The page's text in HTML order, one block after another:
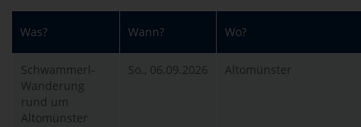
Was? Wann? Wo?
Schwammerl-
Wanderung
rund um
Altomünster
So., 06.09.2026 Altomünster